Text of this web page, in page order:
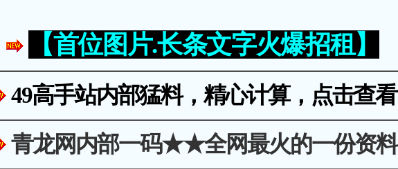
【首位图片.长条文字火爆招租】
49高手站内部猛料，精心计算，点击查看
青龙网内部一码★★全网最火的一份资料